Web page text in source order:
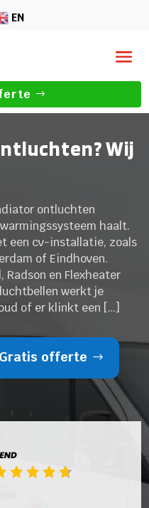
EN
Wij
ontluchten
haalt.
een cv-installatie, zoals
of Eindhoven.
Radson en Flexheater
werkt je
of er klinkt een […]
Gratis offerte